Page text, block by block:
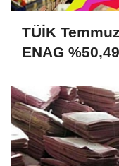
TÜİK
ENAG